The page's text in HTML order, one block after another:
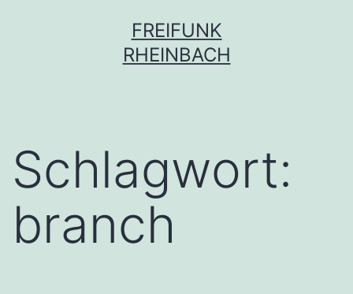
FREIFUNK
RHEINBACH
Schlagwort:
branch